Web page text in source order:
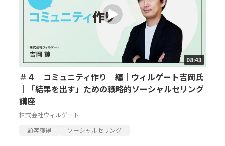
08:43
＃４ コミュニティ作り 編｜ウィルゲート吉岡氏
｜「結果を出す」ための戦略的ソーシャルセリング
講座
株式会社ウィルゲート
顧客獲得
ソーシャルセリング